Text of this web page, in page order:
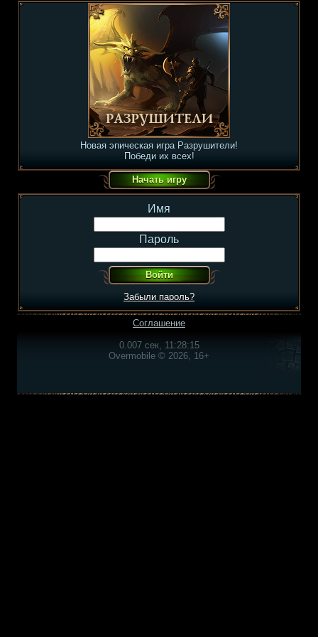
Новая эпическая игра Разрушители!
Победи их всех!
Имя
Пароль
Забыли пароль?
Соглашение
0.007 сек, 11:28:15
Overmobile © 2026, 16+